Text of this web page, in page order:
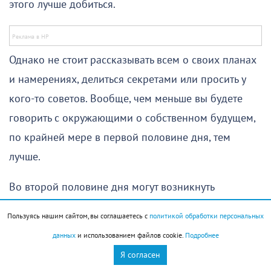
этого лучше добиться.
Однако не стоит рассказывать всем о своих планах
и намерениях, делиться секретами или просить у
кого-то советов. Вообще, чем меньше вы будете
говорить с окружающими о собственном будущем,
по крайней мере в первой половине дня, тем
лучше.
Во второй половине дня могут возникнуть
вопросами. Не исключены незапланированные
расходы, к которым окажутся готовы не все
Пользуясь нашим сайтом, вы соглашаетесь с политикой обработки персональных
данныхи использованием файлов cookie. Подробнее
Я согласен